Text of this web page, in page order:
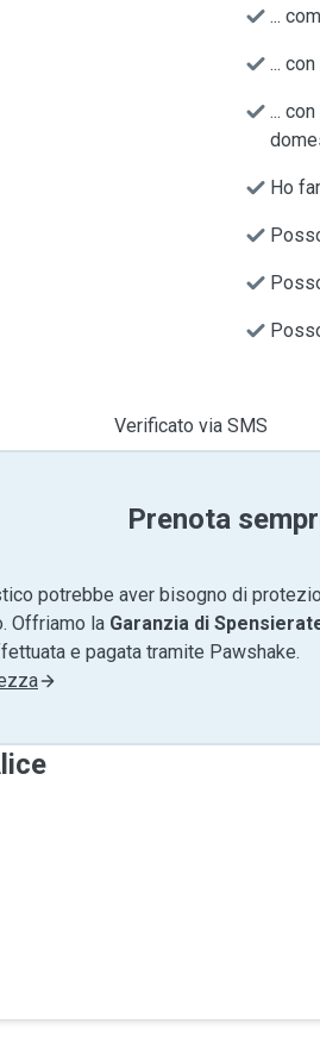
...
...
...
Ho
Verificato via SMS
Prenota
potrebbe aver bisogno di
Offriamo la Garanzia di
e pagata tramite Pawshake.